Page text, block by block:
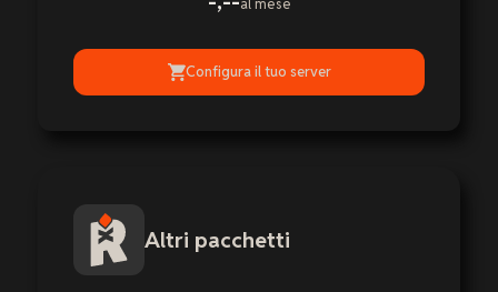
Configura il tuo server
Altri pacchetti